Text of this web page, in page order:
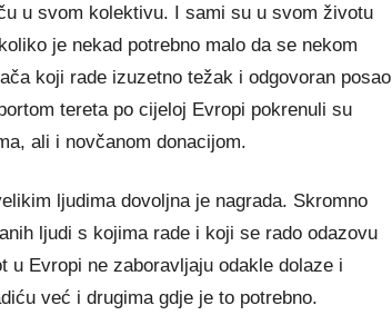
u svom kolektivu. I sami su u svom životu
je nekad potrebno malo da se nekom
koji rade izuzetno težak i odgovoran posao
tereta po cijeloj Evropi pokrenuli su
ali i novčanom donacijom.
ljudima dovoljna je nagrada. Skromno
ljudi s kojima rade i koji se rado odazovu
u Evropi ne zaboravljaju odakle dolaze i
već i drugima gdje je to potrebno.